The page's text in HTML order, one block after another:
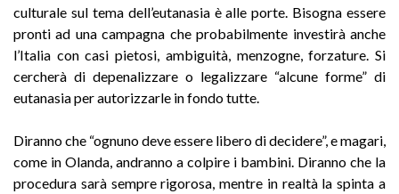
culturale sul tema dell’eutanasia è alle porte. Bisogna essere
pronti ad una campagna che probabilmente investirà anche
l’Italia con casi pietosi, ambiguità, menzogne, forzature. Si
cercherà di depenalizzare o legalizzare “alcune forme” di
eutanasia per autorizzarle in fondo tutte.
Diranno che “ognuno deve essere libero di decidere”, e magari,
come in Olanda, andranno a colpire i bambini. Diranno che la
procedura sarà sempre rigorosa, mentre in realtà la spinta a